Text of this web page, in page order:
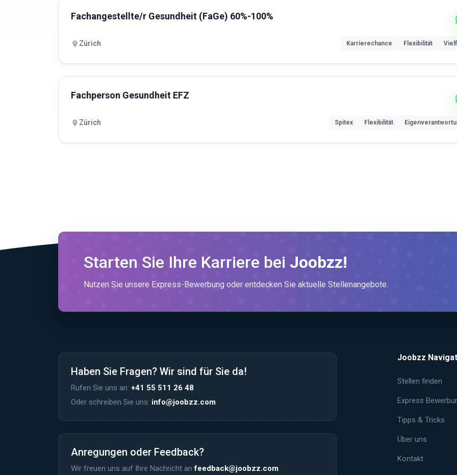
Fachangestellte/r Gesundheit (FaGe) 60%-100%
Zürich Karrierechance Flexibilität
Fachperson Gesundheit EFZ
Zürich Spitex Flexibilität
Starten Sie Ihre Karriere bei Joobzz!
Nutzen Sie unsere Express-Bewerbung oder entdecken Sie aktuelle Stellenangebote.
Haben Sie Fragen? Wir sind für Sie da!
Rufen Sie uns an: +41 55 511 26 48
Oder schreiben Sie uns: info@joobzz.com
Anregungen oder Feedback?
Wir freuen uns auf Ihre Nachricht anfeedback@joobzz.com
Joobzz
Stellen finden
Express
Tipps & Tricks
Über uns
Kontakt